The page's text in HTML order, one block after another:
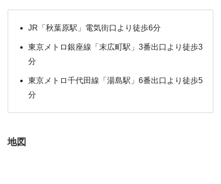
JR「秋葉原駅」電気街口より徒歩6分
東京メトロ銀座線「末広町駅」3番出口より徒歩3
分
東京メトロ千代田線「湯島駅」6番出口より徒歩5
分
地図